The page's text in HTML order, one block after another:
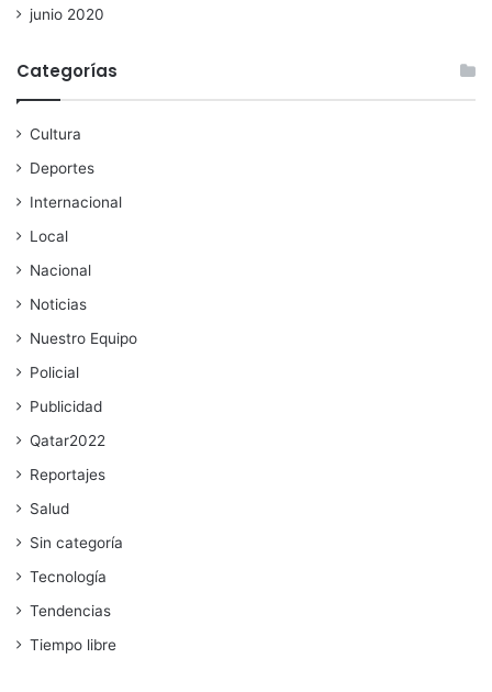
junio 2020
Categorías
Cultura
Deportes
Internacional
Local
Nacional
Noticias
Nuestro Equipo
Policial
Publicidad
Qatar2022
Reportajes
Salud
Sin categoría
Tecnología
Tendencias
Tiempo libre